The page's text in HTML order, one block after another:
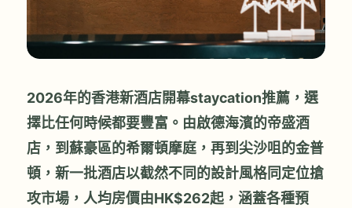
2026年的香港新酒店開幕staycation推薦，選
擇比任何時候都要豐富。由啟德海濱的帝盛酒
店，到蘇豪區的希爾頓摩庭，再到尖沙咀的金普
頓，新一批酒店以截然不同的設計風格同定位搶
攻市場，人均房價由HK$262起，涵蓋各種預